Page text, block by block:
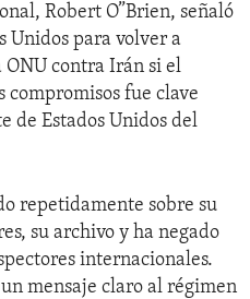
Robert O”Brien, señaló
Unidos para volver a
ONU contra Irán si el
compromisos fue clave
de Estados Unidos del
repetidamente sobre su
su archivo y ha negado
internacionales.
mensaje claro al régimen